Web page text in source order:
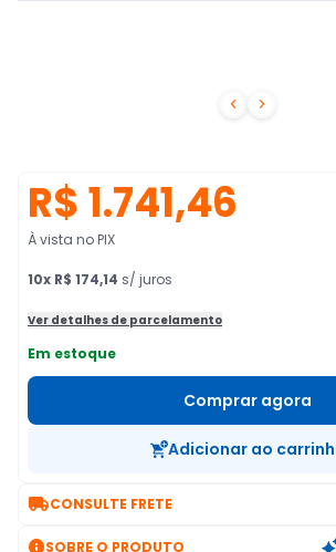
 
R$ 1.741,46
À vista no PIX
10x R$ 174,14 s/ juros
Ver detalhes de parcelamento
Em estoque
Comprar agora
Adicionar ao
CONSULTE FRETE
SOBRE O PRODUTO